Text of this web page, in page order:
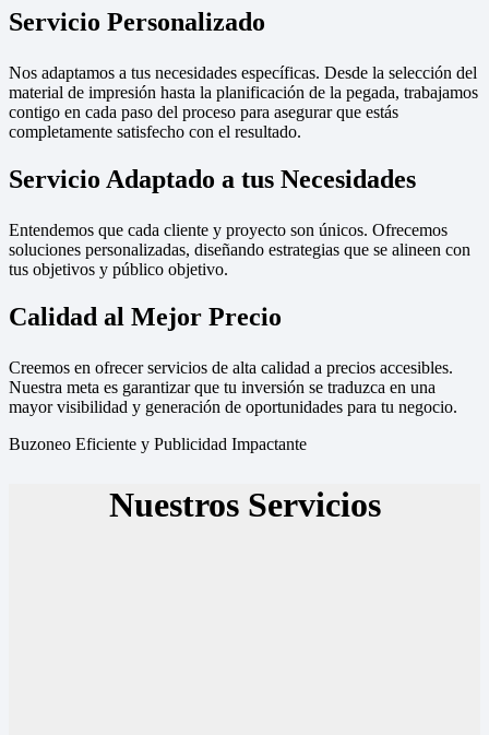
Servicio Personalizado
Nos adaptamos a tus necesidades específicas. Desde la selección del
material de impresión hasta la planificación de la pegada, trabajamos
contigo en cada paso del proceso para asegurar que estás
completamente satisfecho con el resultado.
Servicio Adaptado a tus Necesidades
Entendemos que cada cliente y proyecto son únicos. Ofrecemos
soluciones personalizadas, diseñando estrategias que se alineen con
tus objetivos y público objetivo.
Calidad al Mejor Precio
Creemos en ofrecer servicios de alta calidad a precios accesibles.
Nuestra meta es garantizar que tu inversión se traduzca en una
mayor visibilidad y generación de oportunidades para tu negocio.
Buzoneo Eficiente y Publicidad Impactante
Nuestros Servicios